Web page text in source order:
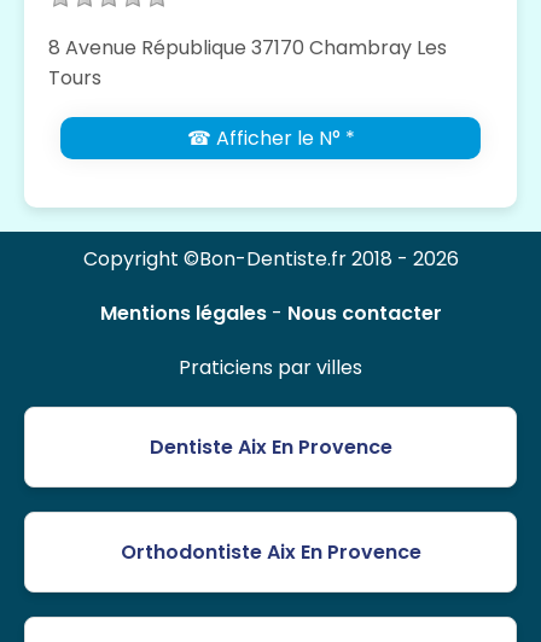
8 Avenue République 37170 Chambray Les
Tours
☎ Afficher le N° *
Copyright ©Bon-Dentiste.fr 2018 - 2026
Mentions légales- Nous contacter
Praticiens par villes
Dentiste Aix En Provence
Orthodontiste Aix En Provence